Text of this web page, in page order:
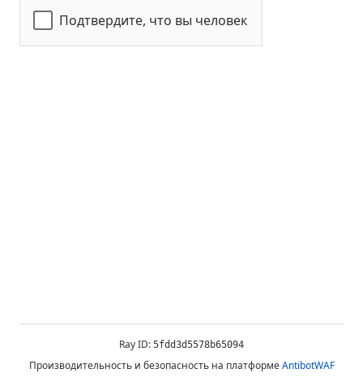
Подтвердите, что вы человек
Ray ID: 5fdd3d5578b65094
Производительность и безопасность на платформеAntibotWAF